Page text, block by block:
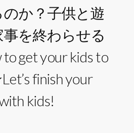
か？子供と遊
を終わらせる
get your kids to
finish your
kids!